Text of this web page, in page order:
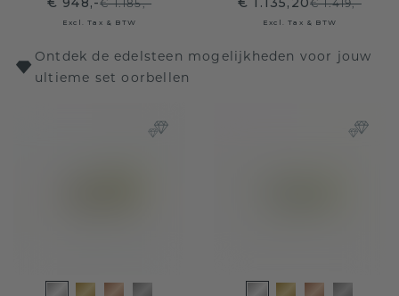
€ 1.185,-
Excl. Tax & BTW
€ 1.419,-
Excl. Tax & BTW
Ontdek de edelsteen mogelijkheden voor jouw
ultieme set oorbellen